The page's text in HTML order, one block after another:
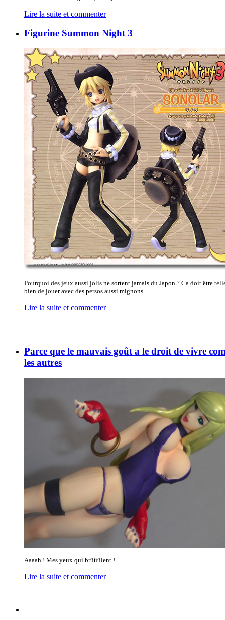
Lire la suite et commenter
Figurine Summon Night 3
Pourquoi des jeux aussi jolis ne sortent jamais du Japon ? Ca doit être
bien de jouer avec des persos aussi mignons... ...
Lire la suite et commenter
Parce que le mauvais goût a le droit de vivre
les autres
Aaaah ! Mes yeux qui brûûûlent ! ...
Lire la suite et commenter